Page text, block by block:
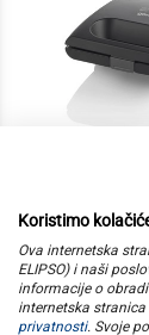
kategorije
elipso
Koristimo
Ova internetska
ELIPSO) i naši
informacije o
internetska
privatnosti. Svoje